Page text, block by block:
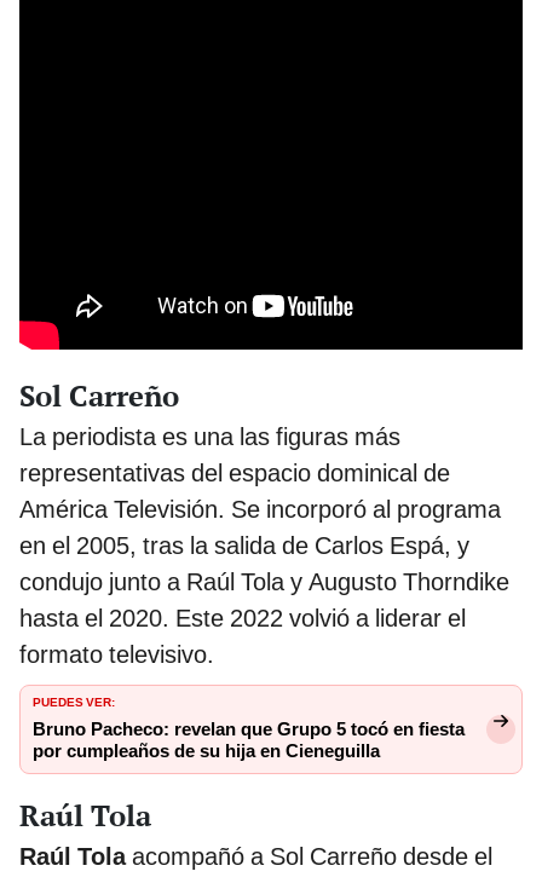
Sol Carreño
La periodista es una las figuras más
representativas del espacio dominical de
América Televisión. Se incorporó al programa
en el 2005, tras la salida de Carlos Espá, y
condujo junto a Raúl Tola y Augusto Thorndike
hasta el 2020. Este 2022 volvió a liderar el
formato televisivo.
PUEDES VER:
Bruno Pacheco: revelan que Grupo 5 tocó en fiesta
por cumpleaños de su hija en Cieneguilla
Raúl Tola
Raúl Tolaacompañó a Sol Carreño desde el